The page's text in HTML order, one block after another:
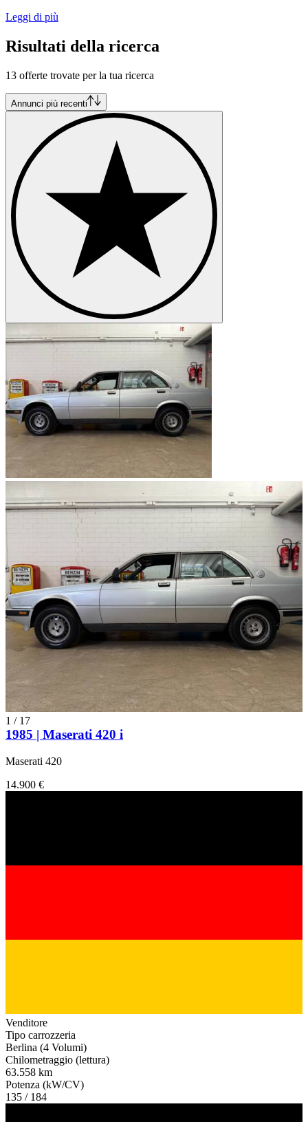
Leggi di più
Risultati della ricerca
13 offerte trovate per la tua ricerca
Annunci più recenti
1 / 17
1985 | Maserati 420 i
Maserati 420
14.900 €
Venditore
Tipo carrozzeria
Berlina (4 Volumi)
Chilometraggio (lettura)
63.558 km
Potenza (kW/CV)
135 / 184